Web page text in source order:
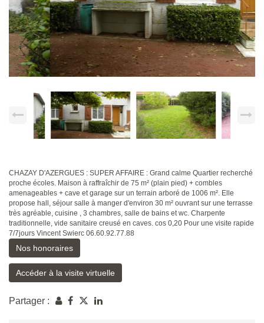
CHAZAY D'AZERGUES : SUPER AFFAIRE : Grand calme Quartier recherché
proche écoles. Maison à raffraîchir de 75 m² (plain pied) + combles
amenageables + cave et garage sur un terrain arboré de 1006 m². Elle
propose hall, séjour salle à manger d'environ 30 m² ouvrant sur une terrasse
très agréable, cuisine , 3 chambres, salle de bains et wc. Charpente
traditionnelle, vide sanitaire creusé en caves. cos 0,20 Pour une visite rapide
7/7jours Vincent Swierc 06.60.92.77.88
Nos honoraires
Accéder à la visite virtuelle
Partager :